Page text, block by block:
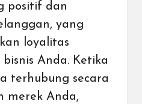
positif dan
yang
loyalitas
Anda. Ketika
terhubung secara
merek Anda,